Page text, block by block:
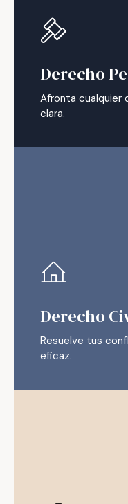
Derecho
Afronta cualquier
clara.
Derecho
Resuelve tus
eficaz.